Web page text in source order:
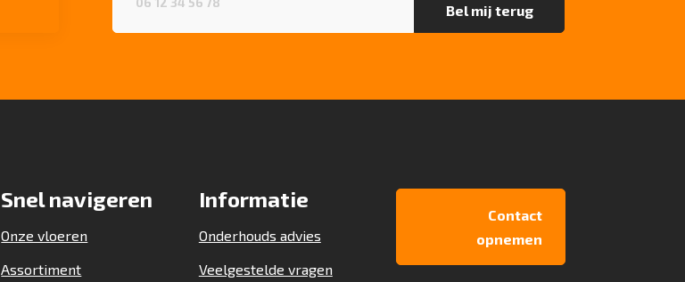
Snel navigeren
Onze vloeren
Assortiment
Informatie
Onderhouds advies
Veelgestelde vragen
Contact
opnemen